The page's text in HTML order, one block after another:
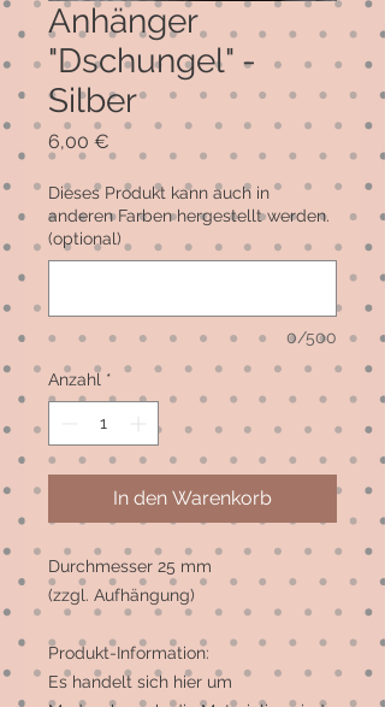
Anhänger
"Dschungel" -
Silber
6,00 €
Dieses Produkt kann auch in
anderen Farben hergestellt werden.
(optional)
0/500
Anzahl *
In den Warenkorb
Durchmesser 25 mm
(zzgl. Aufhängung)
Produkt-Information:
Es handelt sich hier um